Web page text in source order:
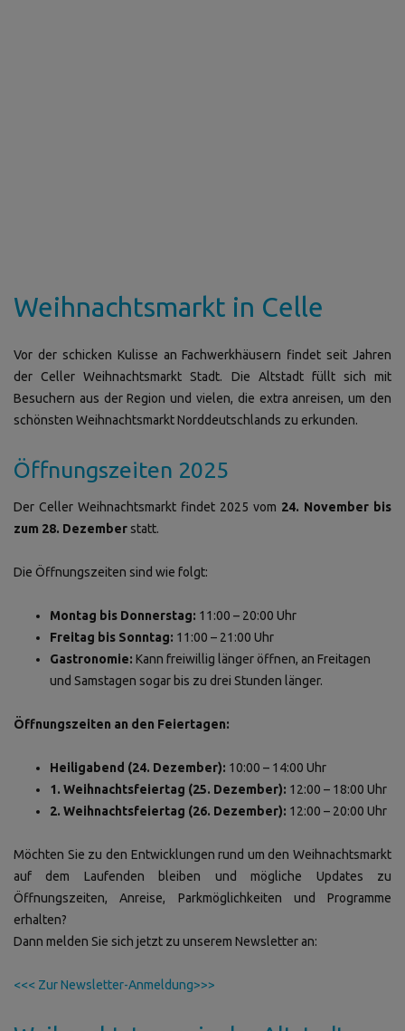
Weihnachtsmarkt in Celle
Vor der schicken Kulisse an Fachwerkhäusern findet seit Jahren
der Celler Weihnachtsmarkt Stadt. Die Altstadt füllt sich mit
Besuchern aus der Region und vielen, die extra anreisen, um den
schönsten Weihnachtsmarkt Norddeutschlands zu erkunden.
Öffnungszeiten 2025
Der Celler Weihnachtsmarkt findet 2025 vom 24. November bis
zum 28. Dezember statt.
Die Öffnungszeiten sind wie folgt:
Montag bis Donnerstag: 11:00 – 20:00 Uhr
Freitag bis Sonntag: 11:00 – 21:00 Uhr
Gastronomie: Kann freiwillig länger öffnen, an Freitagen
und Samstagen sogar bis zu drei Stunden länger.
Öffnungszeiten an den Feiertagen:
Heiligabend (24. Dezember): 10:00 – 14:00 Uhr
1. Weihnachtsfeiertag (25. Dezember): 12:00 – 18:00 Uhr
2. Weihnachtsfeiertag (26. Dezember): 12:00 – 20:00 Uhr
Möchten Sie zu den Entwicklungen rund um den Weihnachtsmarkt
auf dem Laufenden bleiben und mögliche Updates zu
Öffnungszeiten, Anreise, Parkmöglichkeiten und Programme
erhalten?
Dann melden Sie sich jetzt zu unserem Newsletter an:
<<< Zur Newsletter-Anmeldung>>>